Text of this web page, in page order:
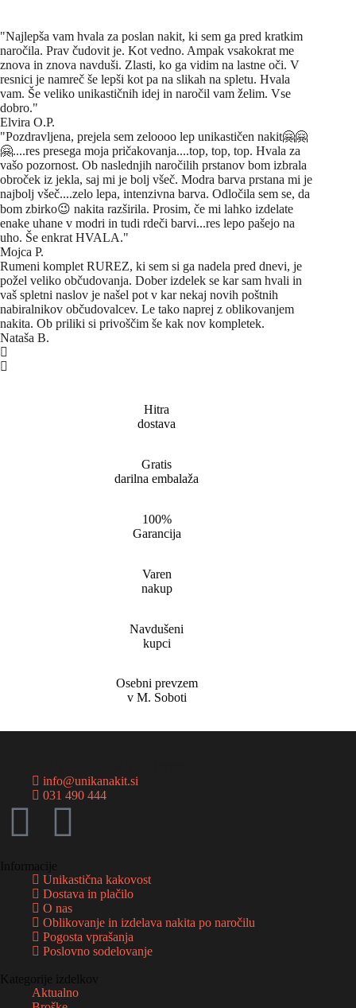
"Najlepša vam hvala za poslan nakit, ki sem ga pred kratkim
naročila. Prav čudovit je. Kot vedno. Ampak vsakokrat me
znova in znova navduši. Zlasti, ko ga vidim na lastne oči. V
resnici je namreč še lepši kot pa na slikah na spletu. Hvala
vam. Še veliko unikastičnih idej in naročil vam želim. Vse
dobro."
Elvira O.P.
"Pozdravljena, prejela sem zeloooo lep unikastičen nakit🤗🤗
🤗....res presega moja pričakovanja....top, top, top. Hvala za
vašo pozornost. Ob naslednjih naročilih prstanov bom izbrala
obroček iz jekla, saj mi je bolj všeč. Modra barva prstana mi je
najbolj všeč....zelo lepa, intenzivna barva. Odločila sem se, da
bom zbirko😉 nakita razširila. Prosim, če mi lahko izdelate
enake uhane v modri in tudi rdeči barvi...res lepo pašejo na
uho. Še enkrat HVALA."
Mojca P.
Rumeni komplet RUREZ, ki sem si ga nadela pred dnevi, je
požel veliko občudovanja. Dober izdelek se kar sam hvali in
vaš spletni naslov je našel pot v kar nekaj novih poštnih
nabiralnikov občudovalcev. Le tako naprej z oblikovanjem
nakita. Ob priliki si privoščim še kak nov kompletek.
Nataša B.
Hitra
dostava
Gratis
darilna embalaža
100%
Garancija
Varen
nakup
Navdušeni
kupci
Osebni prevzem
v M. Soboti
info@unikanakit.si
031 490 444
Unikastična kakovost
Dostava in plačilo
O nas
Oblikovanje in izdelava nakita po naročilu
Pogosta vprašanja
Poslovno sodelovanje
Aktualno